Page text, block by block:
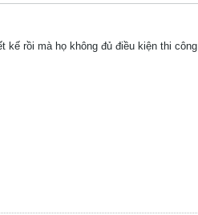
rồi mà họ không đủ điều kiện thi